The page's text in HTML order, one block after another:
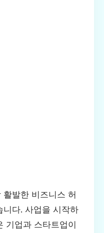
발한 비즈니스 허
니다. 사업을 시작하
기업과 스타트업이